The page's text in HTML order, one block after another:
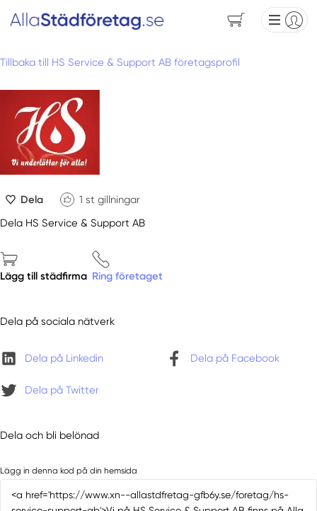
Tillbaka till HS Service & Support AB företagsprofil
Dela 1 st gillningar
Dela HS Service & Support AB
Lägg till städfirma Ring företaget
Dela på sociala nätverk
Dela på Linkedin Dela på Facebook
Dela på Twitter
Dela och bli belönad
Lägg in denna kod på din hemsida